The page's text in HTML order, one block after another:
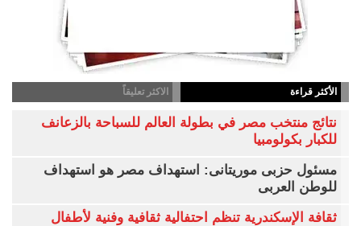
الأكثر قراءة الاكثر تعليقاً
نتائج منتخب مصر في بطولة العالم للسباحة بالزعانف
للكبار بكولومبيا
مسئول حزبى موريتانى: استهداف مصر هو استهداف
للوطن العربى
ثقافة الإسكندرية تنظم احتفالية ثقافية وفنية لأطفال